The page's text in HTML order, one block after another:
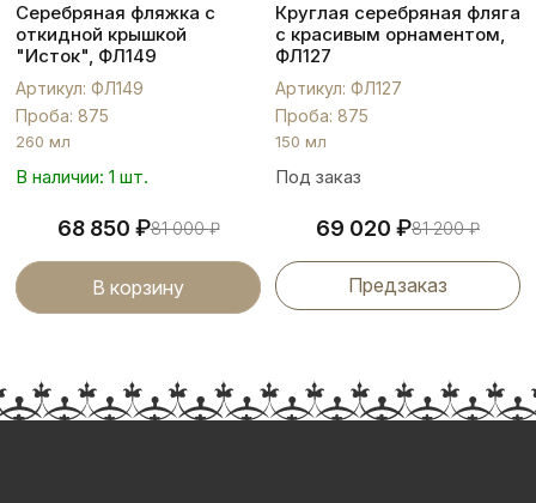
Серебряная фляжка с
откидной крышкой
"Исток", ФЛ149
Артикул: ФЛ149
Проба: 875
260 мл
В наличии: 1 шт.
68 850 ₽81 000₽
В корзину
Круглая серебряная фляга
с красивым орнаментом,
ФЛ127
Артикул: ФЛ127
Проба: 875
150 мл
Под заказ
69 020 ₽81 200₽
Предзаказ